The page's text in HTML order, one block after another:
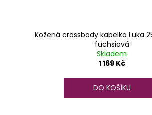
Kožená crossbody kabelka Luka
fuchsiová
Skladem
1 169 Kč
DO KOŠÍKU